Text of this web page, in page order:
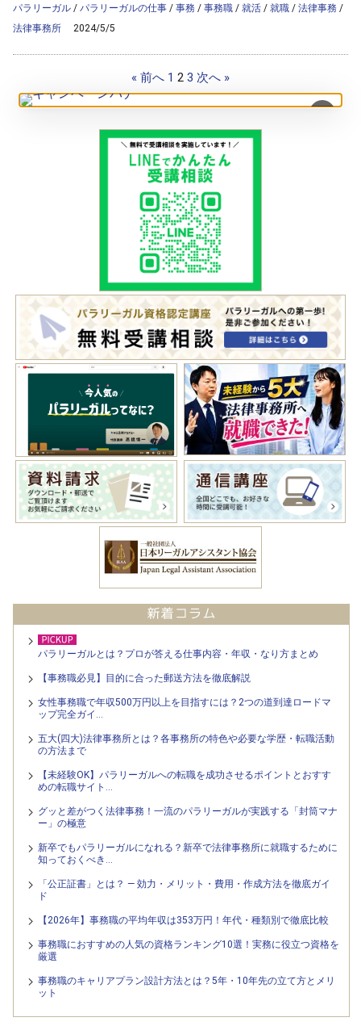
×
パラリーガル / パラリーガルの仕事 / 事務 / 事務職 / 就活 / 就職 / 法律事務 /
法律事務所
2024/5/5
« 前へ 1 2 3 次へ »
パラリーガルとは？プロが答える仕事内容・年収・なり方まとめ
【事務職必見】目的に合った郵送方法を徹底解説
女性事務職で年収500万円以上を目指すには？2つの道到達ロードマ
ップ完全ガイ…
五大(四大)法律事務所とは？各事務所の特色や必要な学歴・転職活動
の方法まで
【未経験OK】パラリーガルへの転職を成功させるポイントとおすす
めの転職サイト…
グッと差がつく法律事務！一流のパラリーガルが実践する「封筒マナ
ー」の極意
新卒でもパラリーガルになれる？新卒で法律事務所に就職するために
知っておくべき…
「公正証書」とは？ — 効力・メリット・費用・作成方法を徹底ガイ
ド
【2026年】事務職の平均年収は353万円！年代・種類別で徹底比較
事務職におすすめの人気の資格ランキング10選！実務に役立つ資格を
厳選
事務職のキャリアプラン設計方法とは？5年・10年先の立て方とメリ
ット